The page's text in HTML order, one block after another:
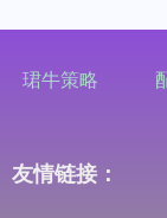
珺牛策略
友情链接：